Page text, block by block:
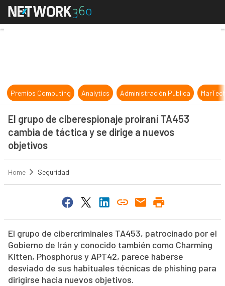
El grupo de ciberespionaje
Premios Computing Analytics Administración Pública
El grupo de ciberespionaje proiraní TA453
cambia de táctica y se dirige a nuevos
objetivos
Home Seguridad
El grupo de cibercriminales TA453, patrocinado por el
Gobierno de Irán y conocido también como Charming
Kitten, Phosphorus y APT42, parece haberse
desviado de sus habituales técnicas de phishing para
dirigirse hacia nuevos objetivos.